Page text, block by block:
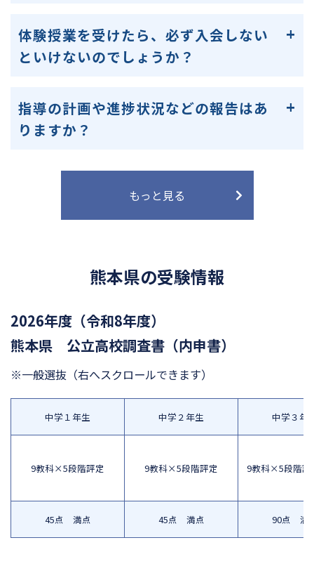
体験授業を受けたら、必ず入会しない
といけないのでしょうか？
指導の計画や進捗状況などの報告はあ
りますか？
もっと見る
熊本県の受験情報
2026年度（令和8年度）
熊本県 公立高校調査書（内申書）
※一般選抜 （右へスクロールできます）
中学１年生
9教科×5段階評定
45点 満点
中学２年生
9教科×5段階評定
45点 満点
中学３年
9教科×5段階
90点 満